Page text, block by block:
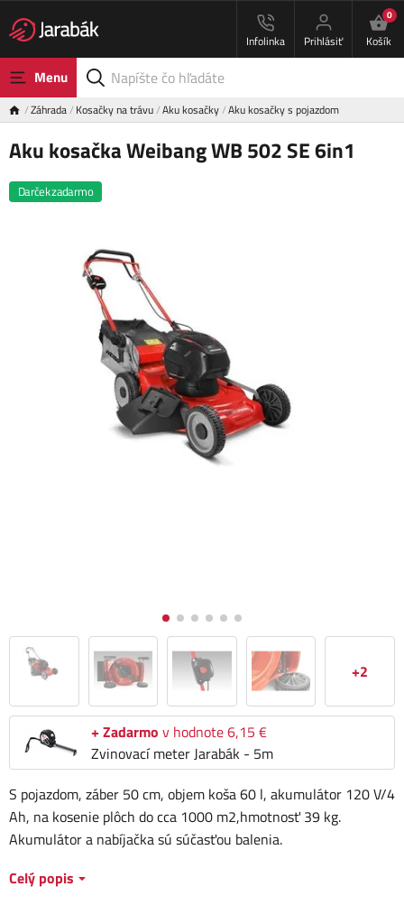
Infolinka Prihlásiť
0
Košík
Menu
Záhrada Kosačky na trávu Aku kosačky Aku kosačky s pojazdom
Aku kosačka Weibang WB 502 SE 6in1
Darček zadarmo
+2
+ Zadarmo v hodnote 6,15 €
Zvinovací meter Jarabák - 5m
S pojazdom, záber 50 cm, objem koša 60 l, akumulátor 120 V/4
Ah, na kosenie plôch do cca 1000 m2,hmotnosť 39 kg.
Akumulátor a nabíjačka sú súčasťou balenia.
Celý popis